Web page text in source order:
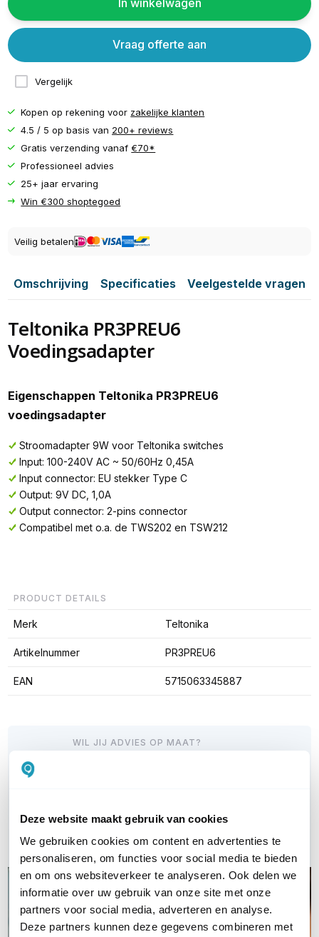
Deze website maakt gebruik van cookies
We gebruiken cookies om content en advertenties te
personaliseren, om functies voor social media te bieden
en om ons websiteverkeer te analyseren. Ook delen we
informatie over uw gebruik van onze site met onze
partners voor social media, adverteren en analyse.
Deze partners kunnen deze gegevens combineren met
In winkelwagen
Vergelijk
Vraag offerte aan
Kopen op rekening voor zakelijke klanten
4.5 / 5 op basis van 200+ reviews
Gratis verzending vanaf€70*
Professioneel advies
25+ jaar ervaring
Win €300 shoptegoed
Veilig betalen
Omschrijving Specificaties Veelgestelde vragen
Teltonika PR3PREU6
Voedingsadapter
Eigenschappen Teltonika PR3PREU6
voedingsadapter
Stroomadapter 9W voor Teltonika switches
Input: 100-240V AC ~ 50/60Hz 0,45A
Input connector: EU stekker Type C
Output: 9V DC, 1,0A
Output connector: 2-pins connector
Compatibel met o.a. de TWS202 en TSW212
PRODUCT DETAILS
Merk Teltonika
Artikelnummer PR3PREU6
EAN 5715063345887
WIL JIJ ADVIES OP MAAT?
Email